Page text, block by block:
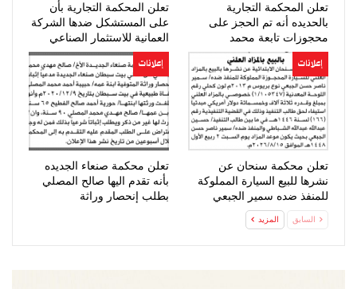
تعلن المحكمة التجارية
بالحديده أنه تم الحجز على
محجوزات تابعة محمد
المحرقي
تعلن المحكمة التجارية بأن
على المستشكل ضدها الشركة
العمانية للاستثمار الصناعي
الحضور…
إعلانات
تعلن محكمة سنحان عن
نشرها للبيع السيارة المملوكة
للمنفذ ضده سمير الجبعي
إعلانات
تعلن محكمة صنعاء الجديده
بأنه تقدم اليها صالح المصلي
بطلب إنحصار وراثة
السابق المزيد